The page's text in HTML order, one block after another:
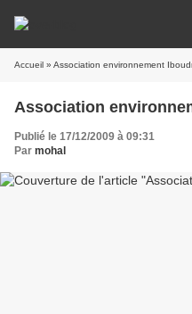
Accueil » Association environnement
Association
Publié le 17/12/2009 à 09:31
Par mohal